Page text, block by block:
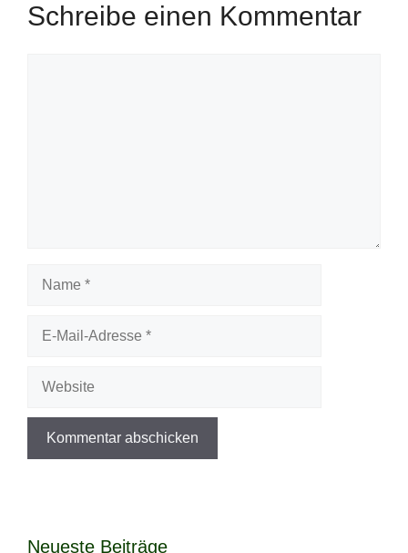
Schreibe einen Kommentar
Neueste Beiträge